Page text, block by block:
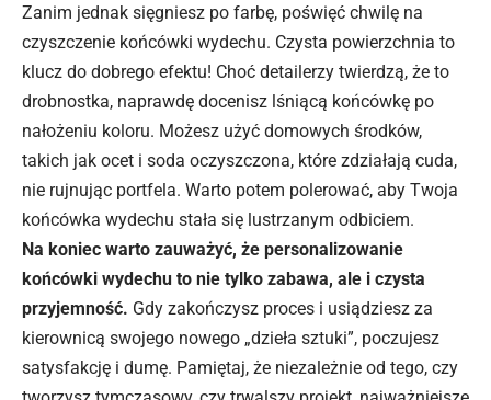
Zanim jednak sięgniesz po farbę, poświęć chwilę na
czyszczenie końcówki wydechu. Czysta powierzchnia to
klucz do dobrego efektu! Choć detailerzy twierdzą, że to
drobnostka, naprawdę docenisz lśniącą końcówkę po
nałożeniu koloru. Możesz użyć domowych środków,
takich jak ocet i soda oczyszczona, które zdziałają cuda,
nie rujnując portfela. Warto potem polerować, aby Twoja
końcówka wydechu stała się lustrzanym odbiciem.
Na koniec warto zauważyć, że personalizowanie
końcówki wydechu to nie tylko zabawa, ale i czysta
przyjemność. Gdy zakończysz proces i usiądziesz za
kierownicą swojego nowego „dzieła sztuki”, poczujesz
satysfakcję i dumę. Pamiętaj, że niezależnie od tego, czy